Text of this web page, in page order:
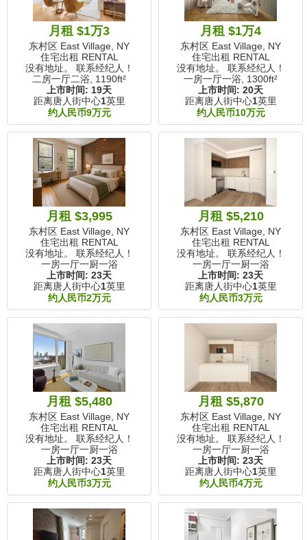
月租 $1万3
东村区 East Village, NY
住宅出租 RENTAL
没有地址。 联系经纪人！
二房一厅二浴, 1190ft²
上市时间: 19天
距离唐人街中心1英里
约人民币9万元
月租 $1万4
东村区 East Village, NY
住宅出租 RENTAL
没有地址。 联系经纪人！
一房一厅一浴, 1300ft²
上市时间: 20天
距离唐人街中心1英里
约人民币10万元
月租 $3,995
东村区 East Village, NY
住宅出租 RENTAL
没有地址。 联系经纪人！
一房一厅一厨一浴
上市时间: 23天
距离唐人街中心1英里
约人民币2万元
月租 $5,210
东村区 East Village, NY
住宅出租 RENTAL
没有地址。 联系经纪人！
一房一厅一厨一浴
上市时间: 23天
距离唐人街中心1英里
约人民币3万元
月租 $5,480
东村区 East Village, NY
住宅出租 RENTAL
没有地址。 联系经纪人！
一房一厅一厨一浴
上市时间: 23天
距离唐人街中心1英里
约人民币3万元
月租 $5,870
东村区 East Village, NY
住宅出租 RENTAL
没有地址。 联系经纪人！
一房一厅一厨一浴
上市时间: 23天
距离唐人街中心1英里
约人民币4万元